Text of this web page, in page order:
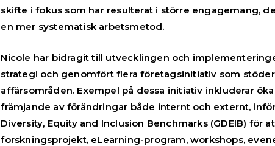
skifte i fokus som har resulterat i större engagemang,
en mer systematisk arbetsmetod.
Nicole har bidragit till utvecklingen och
strategi och genomfört flera företagsinitiativ som
affärsområden. Exempel på dessa initiativ inkluderar
främjande av förändringar både internt och externt,
Diversity, Equity and Inclusion Benchmarks (GDEIB) för
forskningsprojekt, eLearning-program, workshops,